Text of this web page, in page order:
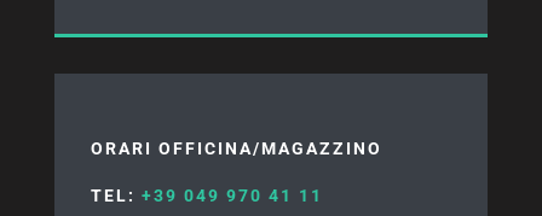
ORARI OFFICINA/MAGAZZINO
TEL: +39 049 970 41 11